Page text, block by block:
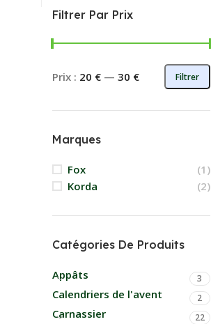
Filtrer Par Prix
Filtrer
Prix : 20 € — 30 €
Marques
Fox
(1)
Korda
(2)
Catégories De Produits
Appâts 3
Calendriers de l'avent 2
Carnassier 22